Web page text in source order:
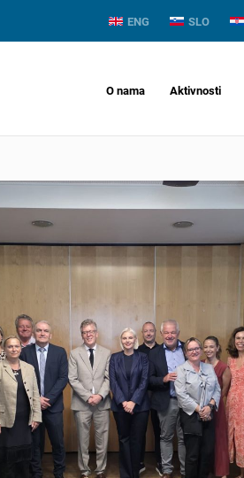
ENG SLO
O nama Aktivnosti